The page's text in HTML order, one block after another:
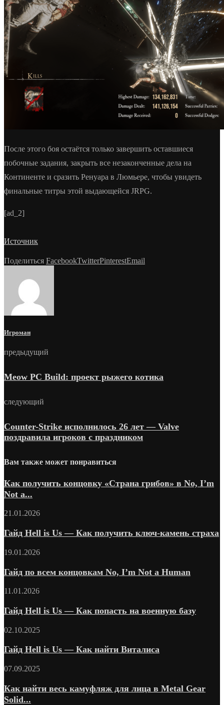
После этого боя остаётся только завершить оставшиеся
побочные задания, закрыть все незаконченные дела на
Континенте и сразить Ренуара в Люмьере, чтобы увидеть
финальные титры этой выдающейся JRPG.
[ad_2]
Источник
Поделиться FacebookTwitterPinterestEmail
Игроман
предыдущий
Meow PC Build: проект рыжего котика
следующий
Counter-Strike исполнилось 26 лет — Valve
поздравила игроков с праздником
Вам также может понравиться
Как получить концовку «Страна грибов» в No, I’m
Not a...
21.01.2026
Гайд Hell is Us — Как получить ключ-камень страха
19.01.2026
Гайд по всем концовкам No, I’m Not a Human
11.01.2026
Гайд Hell is Us — Как попасть на военную базу
02.10.2025
Гайд Hell is Us — Как найти Виталиса
07.09.2025
Как найти весь камуфляж для лица в Metal Gear
Solid...